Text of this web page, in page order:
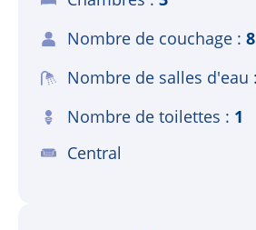
Nombre de couchage
8
Nombre de salles d'eau
Nombre de toilettes
1
Central